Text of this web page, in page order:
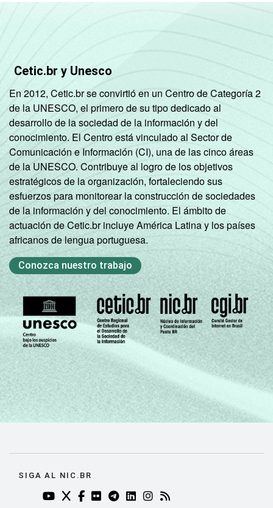
domésticos, relacionando-os a um sistema
de pontuação. A soma dos pontos
alcançados por domicílio é associada a uma
classe socioeconômica específica (A, B, C, D,
E).
Nesta categoria estão contabilizados os
estudantes, aposentados e as donas de
casa.
Fonte: NIC.br - set/nov 2010
Cetic.br y Unesco
En 2012, Cetic.br se convirtió en un Centro de Categoría 2
de la UNESCO, el primero de su tipo dedicado al
desarrollo de la sociedad de la información y del
conocimiento. El Centro está vinculado al Sector de
Comunicación e Información (CI), una de las cinco áreas
de la UNESCO. Contribuye al logro de los objetivos
estratégicos de la organización, fortaleciendo sus
esfuerzos para monitorear la construcción de sociedades
de la información y del conocimiento. El ámbito de
actuación de Cetic.br incluye América Latina y los países
africanos de lengua portuguesa.
Conozca nuestro trabajo
SIGA AL NIC.BR
YOUTUBE DO NIC.BR (ABRE EM NOVA ABA)
TWITTER DO NIC.BR (ABRE EM NOVA ABA)
FACEBOOK DO NIC.BR (ABRE EM NOVA
FLICKR DO NIC.BR (ABRE EM NOVA
TELEGRAM DO NIC.BR (ABRE EM
LINKEDIN DO NIC.BR (ABRE
INSTAGRAM DO NIC.BR
RSS DO NIC.BR (ABRE